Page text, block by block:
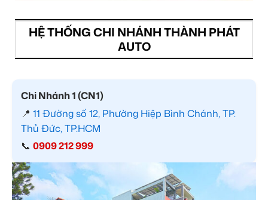
HỆ THỐNG CHI NHÁNH THÀNH PHÁT
AUTO
Chi Nhánh 1 (CN1)
📍 11 Đường số 12, Phường Hiệp Bình Chánh, TP.
Thủ Đức, TP.HCM
📞 0909 212 999